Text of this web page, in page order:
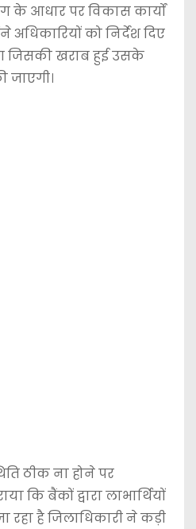
के आधार पर विकास कार्यों
अधिकारियों को निर्देश दिए
जिसकी खराब हुई उसके
जाएगी।
ठीक ना होने पर
कि बैंकों द्वारा लाभार्थियों
रहा है जिलाधिकारी ने कड़ी